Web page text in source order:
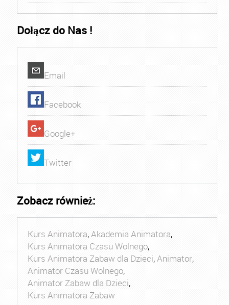
Dołącz do Nas !
Email
Facebook
Google+
Twitter
Zobacz również:
Kurs Animatora,Akademia Animatora,
Kurs Animatora Czasu Wolnego,
Kurs Animatora Zabaw dla Dzieci,Animator,
Animator Czasu Wolnego,
Animator Zabaw dla Dzieci,
Kurs Animatora Zabaw